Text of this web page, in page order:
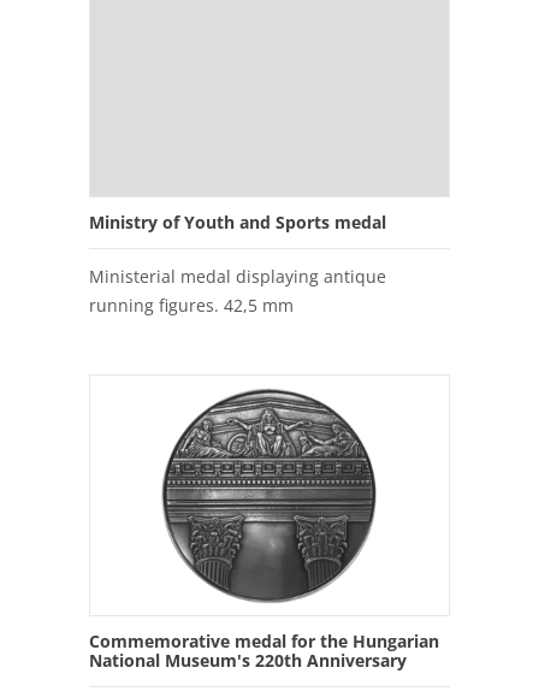
Ministry of Youth and Sports medal
Ministerial medal displaying antique
running figures. 42,5 mm
Commemorative medal for the Hungarian
National Museum's 220th Anniversary